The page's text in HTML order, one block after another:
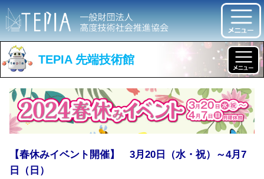
TEPIA 先端技術館
【春休みイベント開催】 3月20日（水・祝）～4月7
日（日）